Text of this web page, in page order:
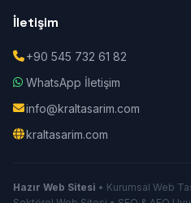
İletişim
+90 545 732 61 82
WhatsApp İletişim
info@kraltasarim.com
kraltasarim.com
Hazır Web Sitesi • Kurumsal Web